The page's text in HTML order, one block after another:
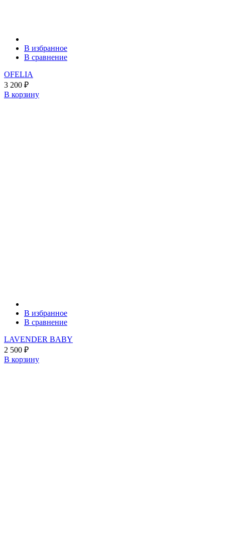
В избранное
В сравнение
OFELIA
3 200 ₽
В корзину
В избранное
В сравнение
LAVENDER BABY
2 500 ₽
В корзину